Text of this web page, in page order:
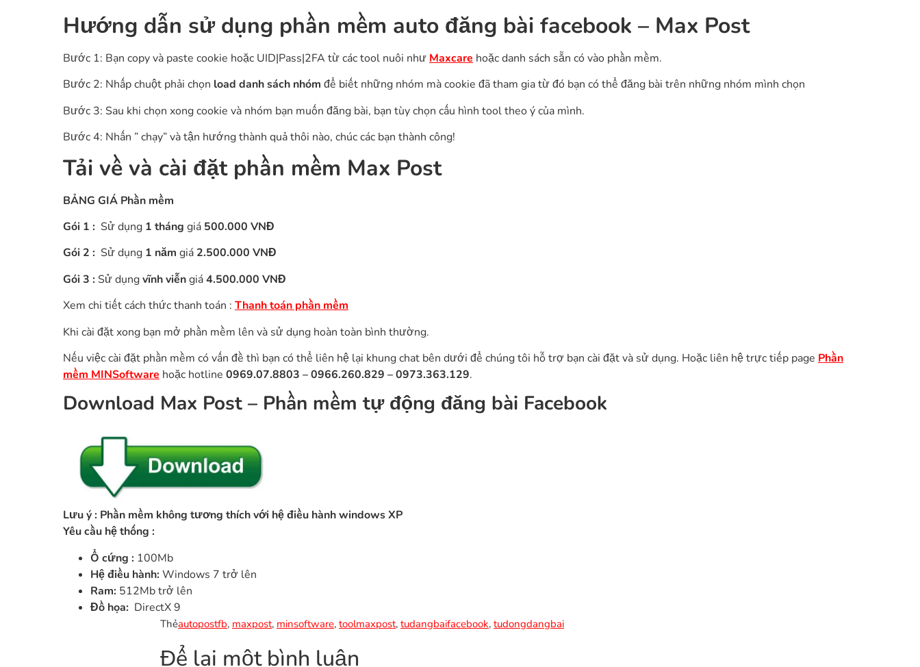
Hướng dẫn sử dụng phần mềm auto đăng bài facebook – Max Post
Bước 1: Bạn copy và paste cookie hoặc UID|Pass|2FA từ các tool nuôi như Maxcare hoặc danh sách sẵn có vào phần mềm.
Bước 2: Nhấp chuột phải chọn load danh sách nhóm để biết những nhóm mà cookie đã tham gia từ đó bạn có thể đăng bài trên những nhóm mình chọn
Bước 3: Sau khi chọn xong cookie và nhóm bạn muốn đăng bài, bạn tùy chọn cấu hình tool theo ý của mình.
Bước 4: Nhấn ” chạy” và tận hướng thành quả thôi nào, chúc các bạn thành công!
Tải về và cài đặt phần mềm Max Post
BẢNG GIÁ Phần mềm
Gói 1 : Sử dụng 1 tháng giá 500.000 VNĐ
Gói 2 : Sử dụng 1 năm giá 2.500.000 VNĐ
Gói 3 : Sử dụngvĩnh viễngiá4.500.000 VNĐ
Xem chi tiết cách thức thanh toán : Thanh toán phần mềm
Khi cài đặt xong bạn mở phần mềm lên và sử dụng hoàn toàn bình thường.
Nếu việc cài đặt phần mềm có vấn đề thì bạn có thể liên hệ lại khung chat bên dưới để chúng tôi hỗ trợ bạn cài đặt và sử dụng. Hoặc liên hệ trực tiếp page Phần
mềm MINSoftware hoặc hotline 0969.07.8803 – 0966.260.829 – 0973.363.129.
Download Max Post – Phần mềm tự động đăng bài Facebook
Lưu ý : Phần mềm không tương thích với hệ điều hành windows XP
Yêu cầu hệ thống :
Ổ cứng : 100Mb
Hệ điều hành:Windows 7 trở lên
Ram: 512Mb trở lên
Đồ họa: DirectX 9
Thẻautopostfb, maxpost, minsoftware, toolmaxpost, tudangbaifacebook, tudongdangbai
Để lại một bình luận